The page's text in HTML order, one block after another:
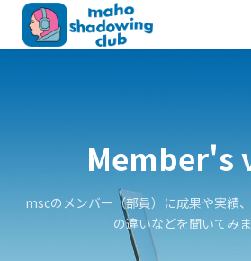
私たちのこと
お問合せ
Member's
mscのメンバー（部員）に成果や実績
の違いなどを聞いてみ